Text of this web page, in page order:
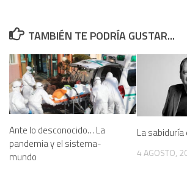
TAMBIÉN TE PODRÍA GUSTAR...
Ante lo desconocido… La
pandemia y el sistema-
mundo
La
4 AGOSTO,